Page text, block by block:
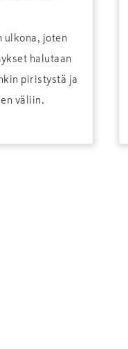
ulkona, joten
halutaan
piristystä ja
väliin.